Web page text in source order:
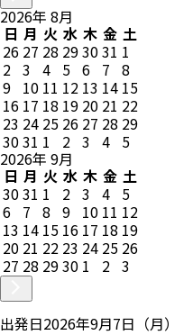
2026年 8月
日 月 火 水 木 金 土
26 27 28 293031 1
2 3 4 5 6 7 8
9 10 11 12 13 14 15
16 17 18 19 20 21 22
23 24 25 26 27 28 29
3031 1 2 3 4 5
2026年 9月
日 月 火 水 木 金 土
3031 1 2 3 4 5
6 7 8 9 10 11 12
13 14 15 16 17 18 19
20 21 22 23 24 25 26
27 28 2930 1 2 3
出発日2026年9月7日（月）